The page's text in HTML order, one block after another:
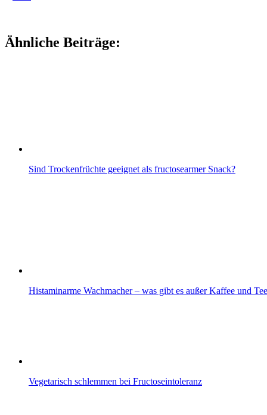
Ähnliche Beiträge:
Sind Trockenfrüchte geeignet als fructosearmer Snack?
Histaminarme Wachmacher – was gibt es außer Kaffee und
Vegetarisch schlemmen bei Fructoseintoleranz